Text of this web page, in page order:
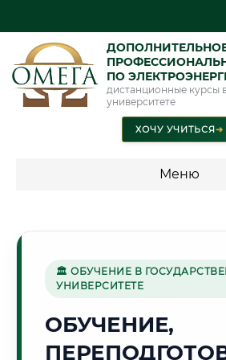
ПО
дистанционные курсы
университете
ХОЧУ УЧИТЬСЯ➜
Меню
🏔️
Г. КУЛЯБ
🏛 ОБУЧЕНИЕ В
УНИВЕРСИТЕТЕ
ОБУЧЕНИЕ,